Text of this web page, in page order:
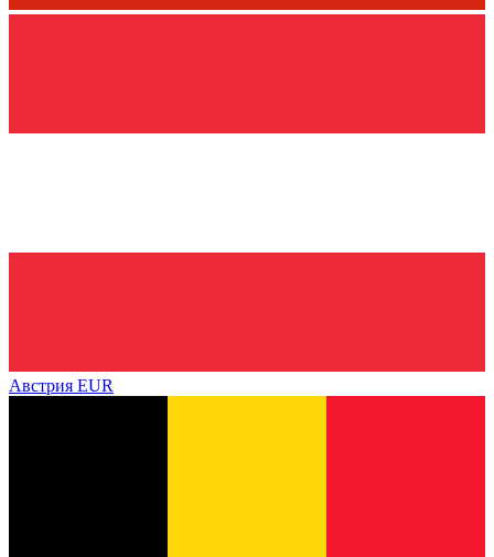
Австрия EUR